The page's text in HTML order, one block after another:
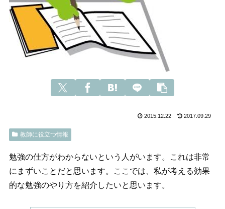
2015.12.22 2017.09.29
教師に役立つ情報
勉強の仕方がわからないという人がいます。これは非常
にまずいことだと思います。ここでは、私が考える効果
的な勉強のやり方を紹介したいと思います。